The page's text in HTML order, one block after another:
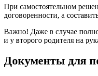
При самостоятельном
договоренности, а
Важно! Даже в случае
и у второго родителя на
Документы для